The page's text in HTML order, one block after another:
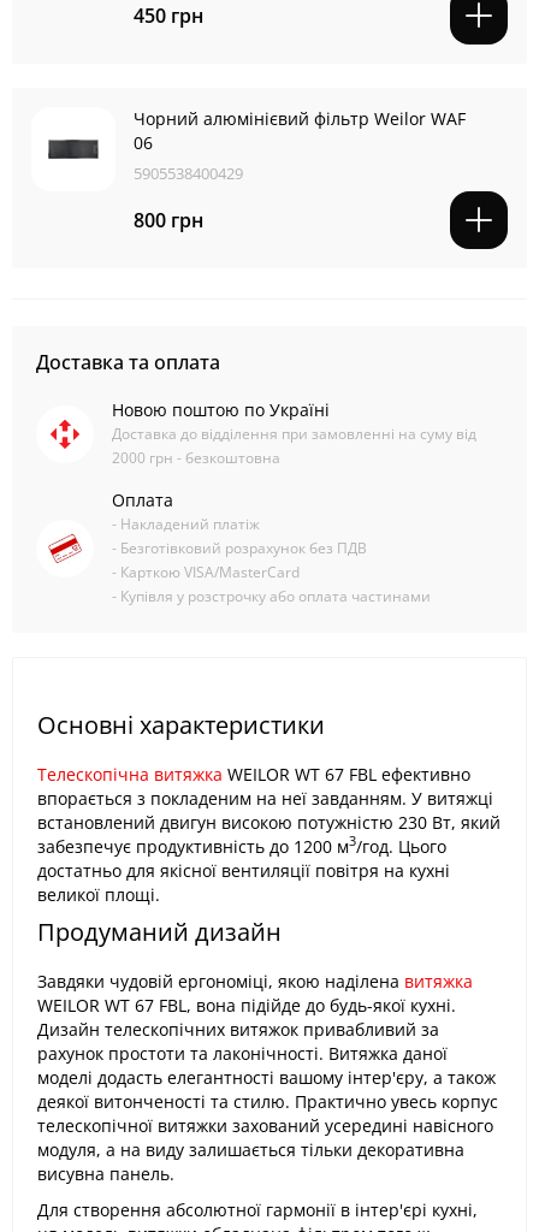
450 грн
Чорний алюмінієвий фільтр Weilor WAF
06
5905538400429
800 грн
Доставка та оплата
Новою поштою по Україні
Доставка до відділення при замовленні на суму від
2000 грн - безкоштовна
Оплата
- Накладений платіж
- Безготівковий розрахунок без ПДВ
- Карткою VISA/MasterCard
- Купівля у розстрочку або оплата частинами
Основні характеристики
Телескопічна витяжка WEILOR WT 67 FBL ефективно
впорається з покладеним на неї завданням. У витяжці
встановлений двигун високою потужністю 230 Вт, який
забезпечує продуктивність до 1200 м3/год. Цього
достатньо для якісної вентиляції повітря на кухні
великої площі.
Продуманий дизайн
Завдяки чудовій ергономіці, якою наділена витяжка
WEILOR WT 67 FBL, вона підійде до будь-якої кухні.
Дизайн телескопічних витяжок привабливий за
рахунок простоти та лаконічності. Витяжка даної
моделі додасть елегантності вашому інтер'єру, а також
деякої витонченості та стилю. Практично увесь корпус
телескопічної витяжки захований усередині навісного
модуля, а на виду залишається тільки декоративна
висувна панель.
Для створення абсолютної гармонії в інтер'єрі кухні,